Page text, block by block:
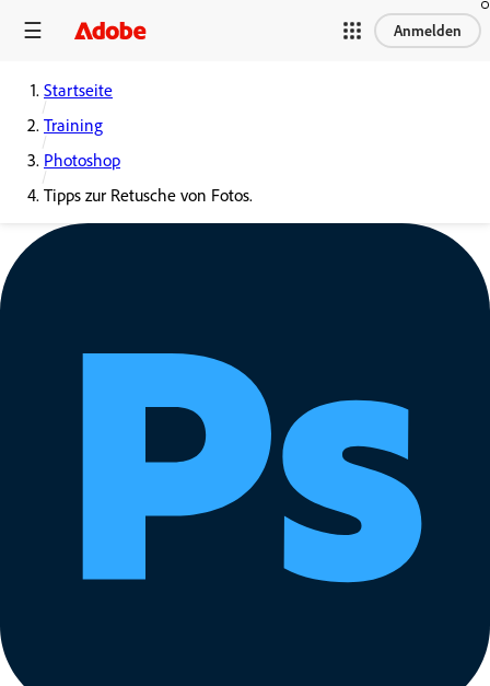
Anmelden
Startseite
Training
Photoshop
Tipps zur Retusche von Fotos.